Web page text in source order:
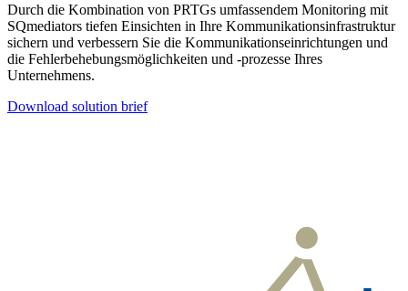
Durch die Kombination von PRTGs umfassendem Monitoring mit
SQmediators tiefen Einsichten in Ihre Kommunikationsinfrastruktur
sichern und verbessern Sie die Kommunikationseinrichtungen und
die Fehlerbehebungsmöglichkeiten und -prozesse Ihres
Unternehmens.
Download solution brief